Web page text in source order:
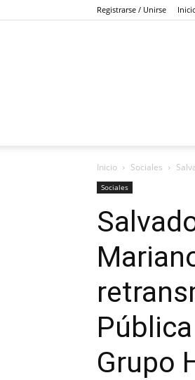
Registrarse / Unirse
Inicio Sociales
Sociales
Grupo